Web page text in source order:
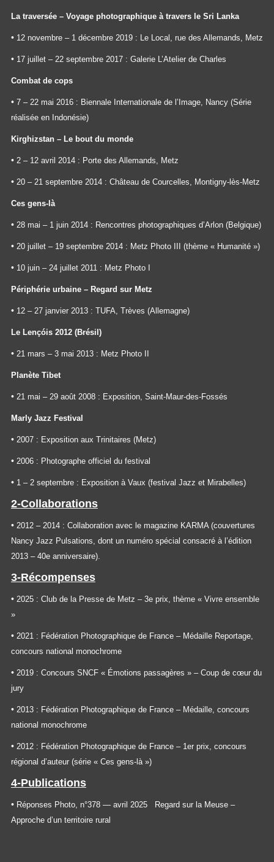
La traversée – Voyage photographique à travers le Sri Lanka
• 12 novembre – 1 décembre 2019 : Le Local, rue des Allemands, Metz
• 17 juillet – 22 septembre 2017 : Galerie L’Atelier de Charles
Combat de cops
• 7 – 22 mai 2016 : Biennale Internationale de l’Image, Nancy (Série
réalisée en Indonésie)
Kirghizstan – Le bout du monde
• 2 – 12 avril 2014 : Porte des Allemands, Metz
• 20 – 21 septembre 2014 : Château de Courcelles, Montigny-lès-Metz
Ces gens-là
• 28 mai – 1 juin 2014 : Rencontres photographiques d’Arlon (Belgique)
• 20 juillet – 19 septembre 2014 : Metz Photo III (thème « Humanité »)
• 10 juin – 24 juillet 2011 : Metz Photo I
Périphérie urbaine – Regard sur Metz
• 12 – 27 janvier 2013 : TUFA, Trèves (Allemagne)
Le Lençóis 2012 (Brésil)
• 21 mars – 3 mai 2013 : Metz Photo II
Planète Tibet
• 21 mai – 29 août 2008 : Exposition, Saint-Maur-des-Fossés
Marly Jazz Festival
• 2007 : Exposition aux Trinitaires (Metz)
• 2006 : Photographe officiel du festival
• 1 – 2 septembre : Exposition à Vaux (festival Jazz et Mirabelles)
2-Collaborations
• 2012 – 2014 : Collaboration avec le magazine KARMA (couvertures
Nancy Jazz Pulsations, dont un numéro spécial consacré à l’édition
2013 – 40e anniversaire).
3-Récompenses
• 2025 : Club de la Presse de Metz – 3e prix, thème « Vivre ensemble
»
• 2021 : Fédération Photographique de France – Médaille Reportage,
concours national monochrome
• 2019 : Concours SNCF « Émotions passagères » – Coup de cœur du
jury
• 2013 : Fédération Photographique de France – Médaille, concours
national monochrome
• 2012 : Fédération Photographique de France – 1er prix, concours
régional d’auteur (série « Ces gens-là »)
4-Publications
• Réponses Photo, n°378 — avril 2025
Regard sur la Meuse –
Approche d’un territoire rural